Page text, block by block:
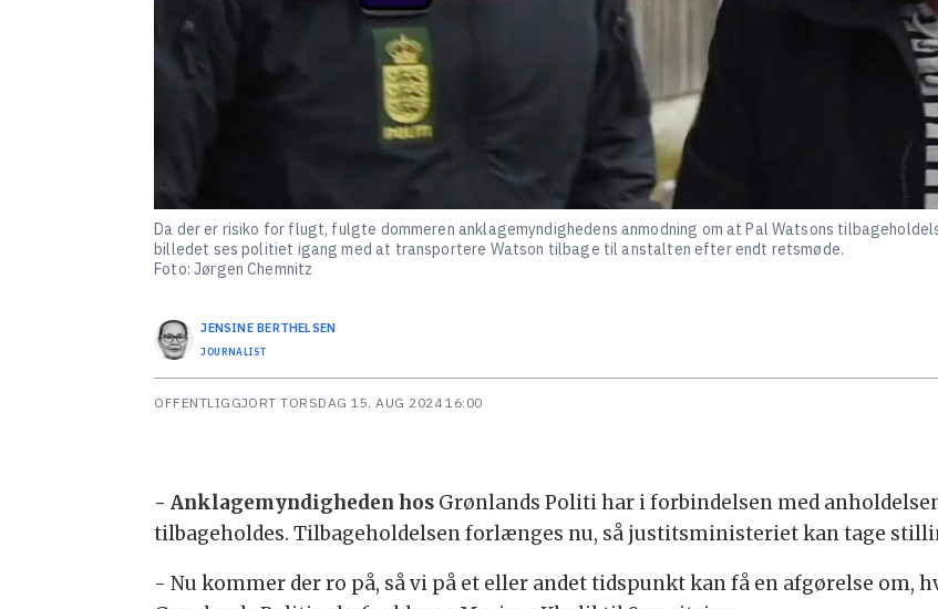
Da der er risiko for flugt, fulgte dommeren anklagemyndighedens anmodning om at Pal Watsons
billedet ses politiet igang med at transportere Watson tilbage til anstalten efter endt retsmøde.
Foto: Jørgen Chemnitz
JENSINE BERTHELSEN
JOURNALIST
OFFENTLIGGJORT TORSDAG 15. AUG 2024 16:00
- Anklagemyndigheden hos Grønlands Politi har i forbindelsen med
tilbageholdes. Tilbageholdelsen forlænges nu, så justitsministeriet kan tage
- Nu kommer der ro på, så vi på et eller andet tidspunkt kan få en afgørelse om,